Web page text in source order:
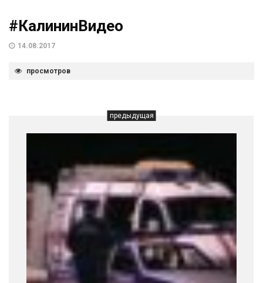
#КалининВидео
14.08.2017
просмотров
предыдущая